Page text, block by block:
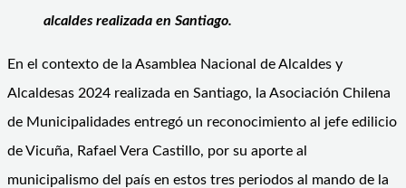
alcaldes realizada en Santiago.
En el contexto de la Asamblea Nacional de Alcaldes y
Alcaldesas 2024 realizada en Santiago, la Asociación Chilena
de Municipalidades entregó un reconocimiento al jefe edilicio
de Vicuña, Rafael Vera Castillo, por su aporte al
municipalismo del país en estos tres periodos al mando de la